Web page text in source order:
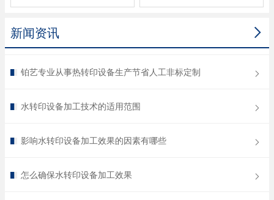

新闻资讯
铂艺专业从事热转印设备生产节省人工非标定制
水转印设备加工技术的适用范围
影响水转印设备加工效果的因素有哪些
怎么确保水转印设备加工效果